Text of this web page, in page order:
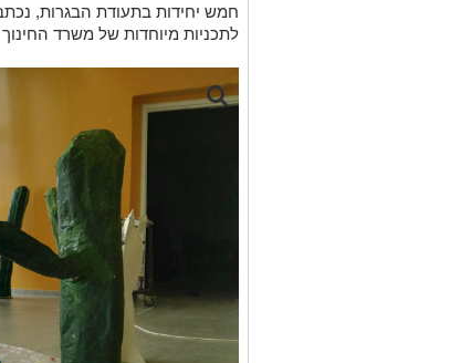
חמש יחידות בתעודת הבגרות,
לתכניות מיוחדות של משרד